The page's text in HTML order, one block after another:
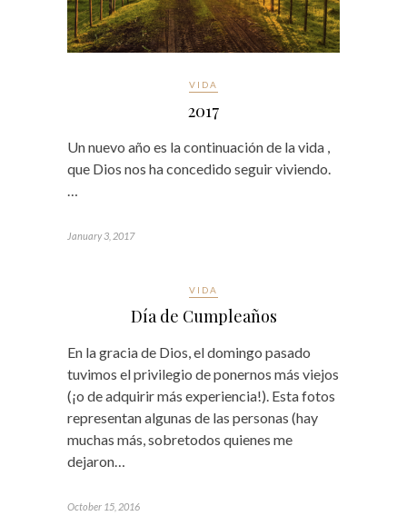
VIDA
2017
Un nuevo año es la continuación de la vida ,
que Dios nos ha concedido seguir viviendo.
…
January 3, 2017
VIDA
Día de Cumpleaños
En la gracia de Dios, el domingo pasado
tuvimos el privilegio de ponernos más viejos
(¡o de adquirir más experiencia!). Esta fotos
representan algunas de las personas (hay
muchas más, sobretodos quienes me
dejaron…
October 15, 2016